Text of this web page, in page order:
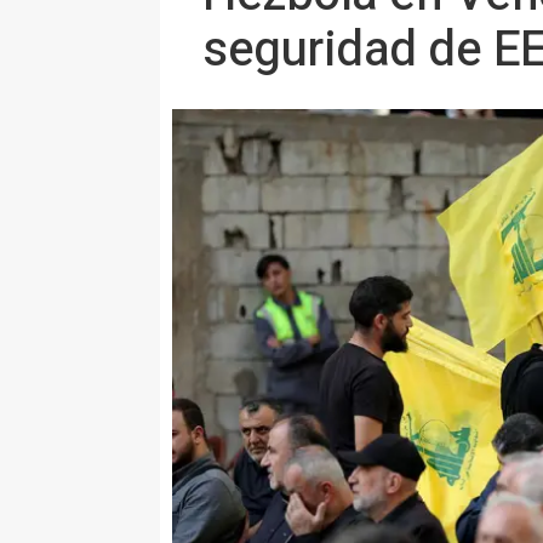
seguridad de